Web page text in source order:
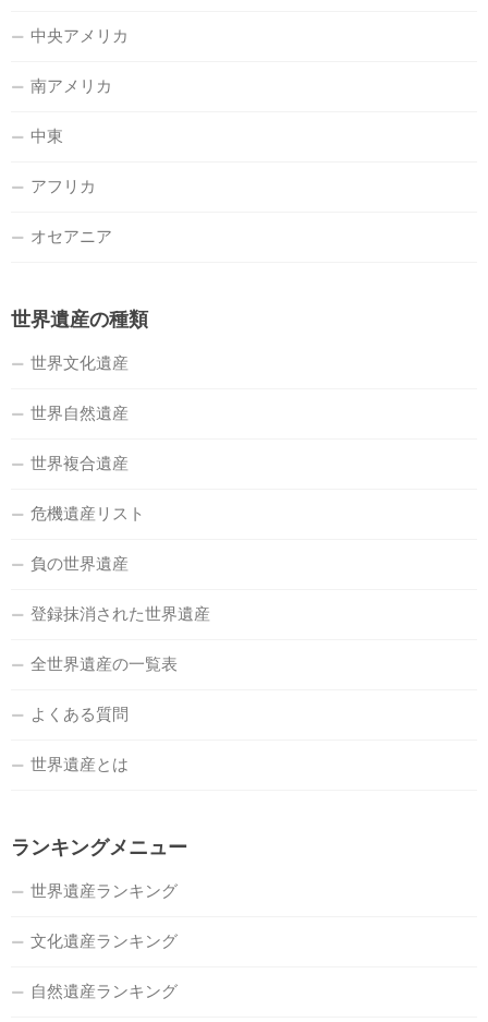
中央アメリカ
南アメリカ
中東
アフリカ
オセアニア
世界遺産の種類
世界文化遺産
世界自然遺産
世界複合遺産
危機遺産リスト
負の世界遺産
登録抹消された世界遺産
全世界遺産の一覧表
よくある質問
世界遺産とは
ランキングメニュー
世界遺産ランキング
文化遺産ランキング
自然遺産ランキング